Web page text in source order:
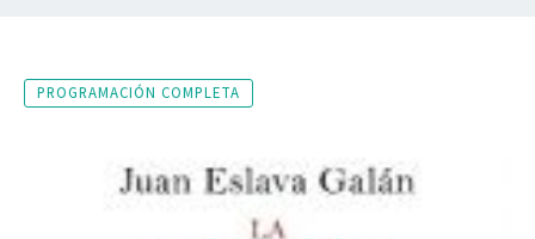
PROGRAMACIÓN COMPLETA